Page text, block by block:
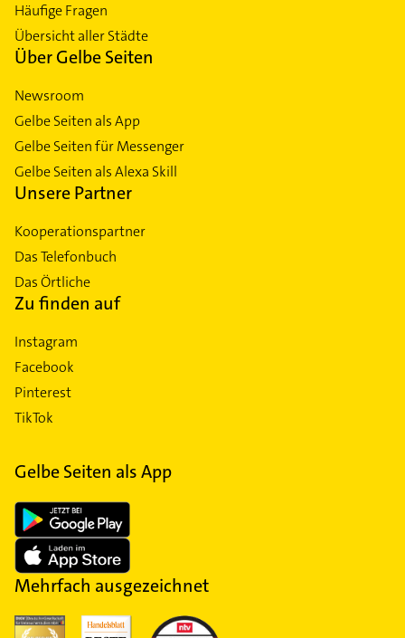
Häufige Fragen
Übersicht aller Städte
Über Gelbe Seiten
Newsroom
Gelbe Seiten als App
Gelbe Seiten für Messenger
Gelbe Seiten als Alexa Skill
Unsere Partner
Kooperationspartner
Das Telefonbuch
Das Örtliche
Zu finden auf
Instagram
Facebook
Pinterest
TikTok
Gelbe Seiten als App
Mehrfach ausgezeichnet